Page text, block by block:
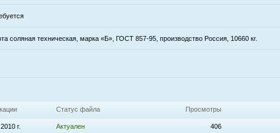
соляная техническая, марка «Б», ГОСТ 857-95, производство Россия, 10660 кг.
Статус файла Просмотры
г. Актуален 406